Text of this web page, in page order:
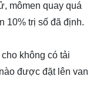
mômen quay quá
10% trị số đã định.
không có tải
được đặt lên van